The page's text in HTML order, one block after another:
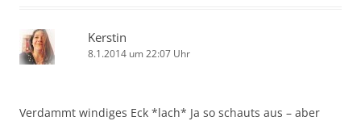
Kerstin
8.1.2014 um 22:07 Uhr
Verdammt windiges Eck *lach* Ja so schauts aus – aber